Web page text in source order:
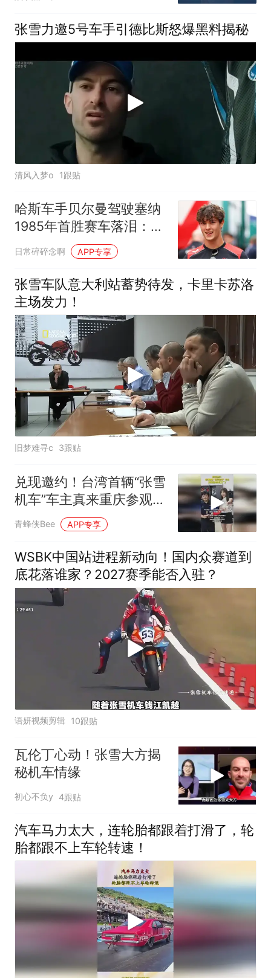
张雪力邀5号车手引德比斯怒爆黑料揭秘
清风入梦o 1跟贴
哈斯车手贝尔曼驾驶塞纳
1985年首胜赛车落泪：人
生最棒日子之一
日常碎碎念啊 APP专享
张雪车队意大利站蓄势待发，卡里卡苏洛
主场发力！
旧梦难寻c 3跟贴
兑现邀约！台湾首辆“张雪
机车”车主真来重庆参观工
厂了
青蜂侠Bee APP专享
WSBK中国站进程新动向！国内众赛道到
底花落谁家？2027赛季能否入驻？
语妍视频剪辑 10跟贴
瓦伦丁心动！张雪大方揭
秘机车情缘
初心不负y 4跟贴
汽车马力太大，连轮胎都跟着打滑了，轮
胎都跟不上车轮转速！